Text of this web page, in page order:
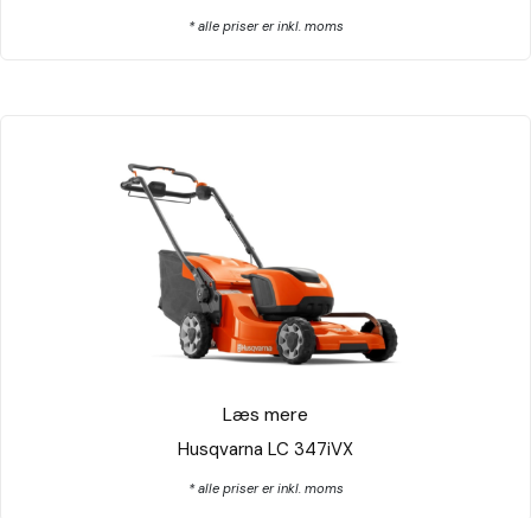
* alle priser er inkl. moms
Husqvarna LC 347iVX
Læs mere
* alle priser er inkl. moms